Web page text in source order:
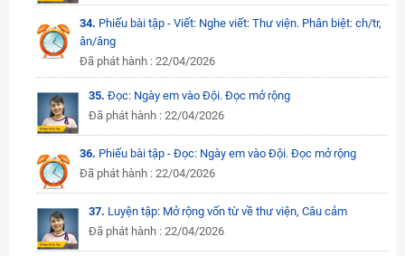
34. Phiếu bài tập - Viết: Nghe viết: Thư viện. Phân biệt: ch/tr,
ân/âng
Đã phát hành : 22/04/2026
35. Đọc: Ngày em vào Đội. Đọc mở rộng
Đã phát hành : 22/04/2026
36. Phiếu bài tập - Đọc: Ngày em vào Đội. Đọc mở rộng
Đã phát hành : 22/04/2026
37. Luyện tập: Mở rộng vốn từ về thư viện, Câu cảm
Đã phát hành : 22/04/2026